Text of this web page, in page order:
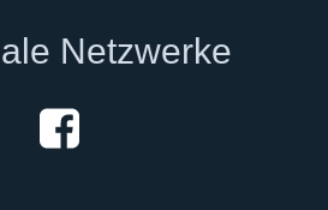
Netzwerke